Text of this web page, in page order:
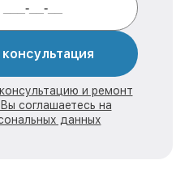
и ремонт
соглашаетесь на
данных